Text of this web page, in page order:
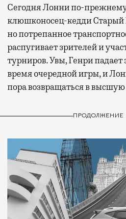
Сегодня Лонни по-прежнему
клюшконосец-кедди Старый
но потрепанное
распугивает зрителей и
турниров. Увы, Генри падает
время очередной игры, и
пора возвращаться в высшую